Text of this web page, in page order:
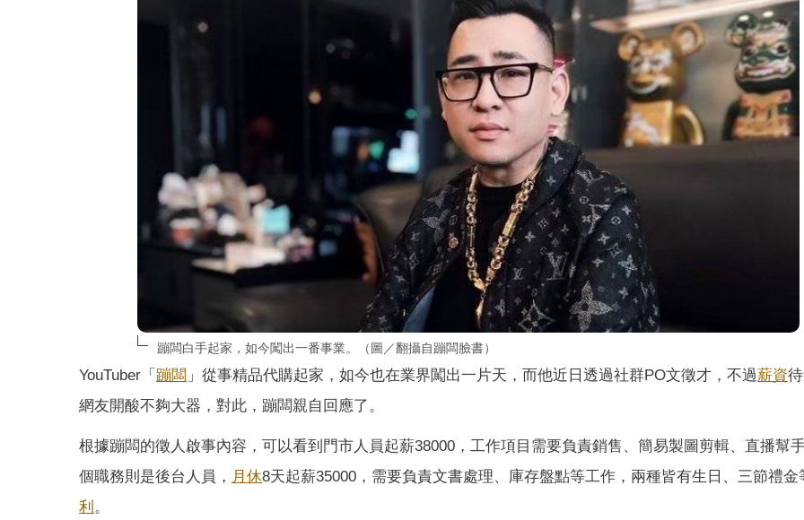
蹦闆白手起家，如今闖出一番事業。（圖／翻攝自蹦闆臉書）
YouTuber「 蹦闆 」從事精品代購起家，如今也在業界闖出一片天，而他近日透過社群PO文徵才，不過薪資
網友開酸不夠大器，對此，蹦闆親自回應了。
根據蹦闆的徵人啟事內容，可以看到門市人員起薪38000，工作項目需要負責銷售、簡易製圖剪輯、直播幫
個職務則是後台人員， 月休8天起薪35000，需要負責文書處理、庫存盤點等工作，兩種皆有生日、三節禮金
利 。